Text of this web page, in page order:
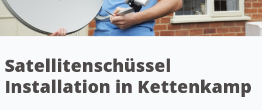
Satellitenschüssel
Installation in Kettenkamp